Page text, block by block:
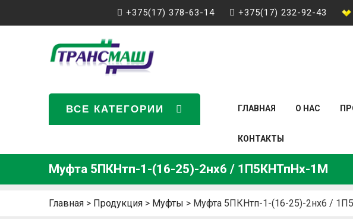
+375(17) 378-63-14 +375(17) 232-92-43
ВСЕ КАТЕГОРИИ ГЛАВНАЯ О НАС
КОНТАКТЫ
Муфта 5ПКНтп-1-(16-25)-2нх6 / 1П5КНТпНх-1М
Главная > Продукция > Муфты > Муфта 5ПКНтп-1-(16-25)-2нх6 /